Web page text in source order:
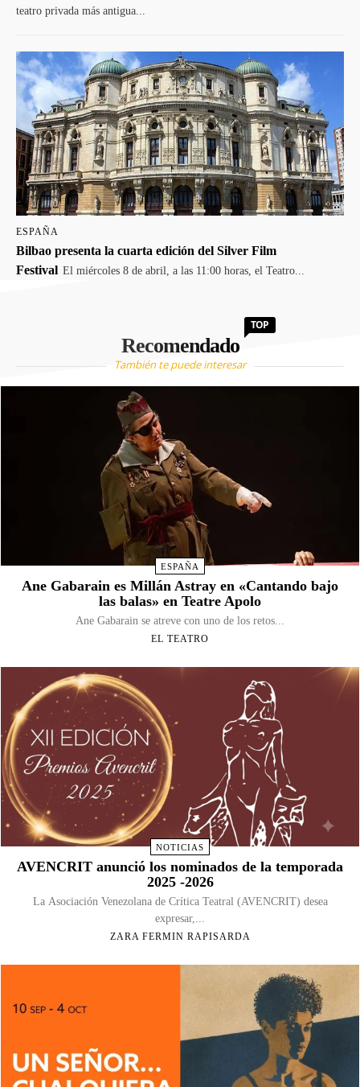
teatro privada más antigua...
ESPAÑA
Bilbao presenta la cuarta edición del Silver Film
Festival El miércoles 8 de abril, a las 11:00 horas, el Teatro...
Recomendado
TOP
También te puede interesar
ESPAÑA
Ane Gabarain es Millán Astray en «Cantando bajo
las balas» en Teatre Apolo
Ane Gabarain se atreve con uno de los retos...
EL TEATRO
NOTICIAS
AVENCRIT anunció los nominados de la temporada
2025 -2026
La Asociación Venezolana de Crítica Teatral (AVENCRIT) desea
expresar,...
ZARA FERMIN RAPISARDA